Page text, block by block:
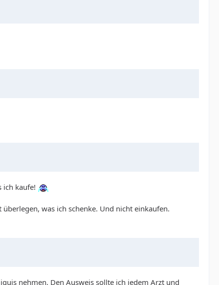
ich kaufe!
was ich schenke. Und nicht einkaufen.
nehmen. Den Ausweis sollte ich jedem Arzt und